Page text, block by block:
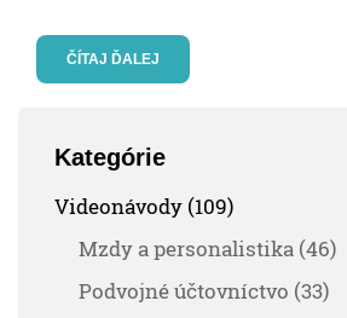
ČÍTAJ ĎALEJ
Kategórie
Videonávody (109)
Mzdy a personalistika (46)
Podvojné účtovníctvo (33)